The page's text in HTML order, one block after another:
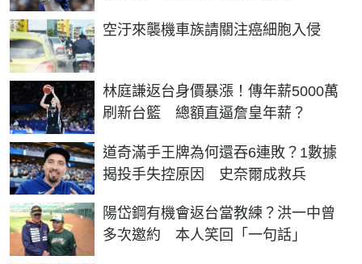
空汙來襲機車族請關注癌細胞入侵
PR
林庭謙返台身價暴漲！傳年薪5000萬
刷新台籃 總額直逼詹皇年薪？
道奇滿手王牌為何還吞6連敗？1數據
揭投手失控原因 史奈爾成救兵
陽岱鋼有機會返台當教練？洪一中曾
多次邀約 本人笑回「一句話」